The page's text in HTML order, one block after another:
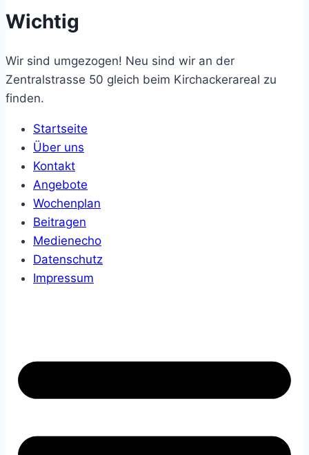
Wichtig
Wir sind umgezogen! Neu sind wir an der
Zentralstrasse 50 gleich beim Kirchackerareal zu
finden.
Startseite
Über uns
Kontakt
Angebote
Wochenplan
Beitragen
Medienecho
Datenschutz
Impressum